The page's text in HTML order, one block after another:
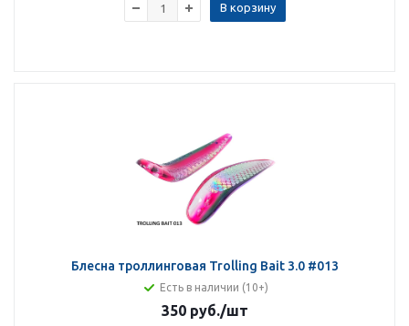
В корзину
Блесна троллинговая Trolling Bait 3.0 #013
Есть в наличии (10+)
350 руб./шт